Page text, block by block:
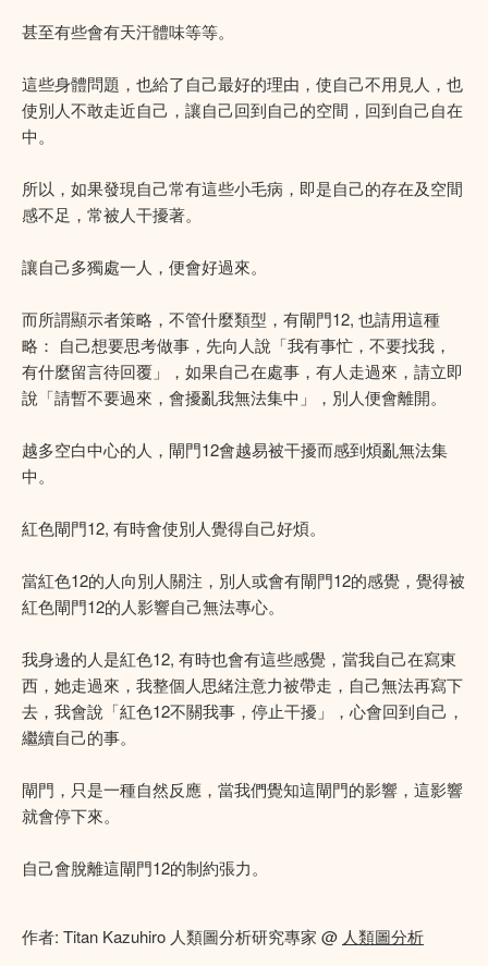
甚至有些會有天汗體味等等。
這些身體問題，也給了自己最好的理由，使自己不用見人，也
使別人不敢走近自己，讓自己回到自己的空間，回到自己自在
中。
所以，如果發現自己常有這些小毛病，即是自己的存在及空間
感不足，常被人干擾著。
讓自己多獨處一人，便會好過來。
而所謂顯示者策略，不管什麼類型，有閘門12, 也請用這種
略： 自己想要思考做事，先向人說「我有事忙，不要找我，
有什麼留言待回覆」，如果自己在處事，有人走過來，請立即
說「請暫不要過來，會擾亂我無法集中」，別人便會離開。
越多空白中心的人，閘門12會越易被干擾而感到煩亂無法集
中。
紅色閘門12, 有時會使別人覺得自己好煩。
當紅色12的人向別人關注，別人或會有閘門12的感覺，覺得被
紅色閘門12的人影響自己無法專心。
我身邊的人是紅色12, 有時也會有這些感覺，當我自己在寫東
西，她走過來，我整個人思緒注意力被帶走，自己無法再寫下
去，我會說「紅色12不關我事，停止干擾」，心會回到自己，
繼續自己的事。
閘門，只是一種自然反應，當我們覺知這閘門的影響，這影響
就會停下來。
自己會脫離這閘門12的制約張力。
作者: Titan Kazuhiro 人類圖分析研究專家 @ 人類圖分析